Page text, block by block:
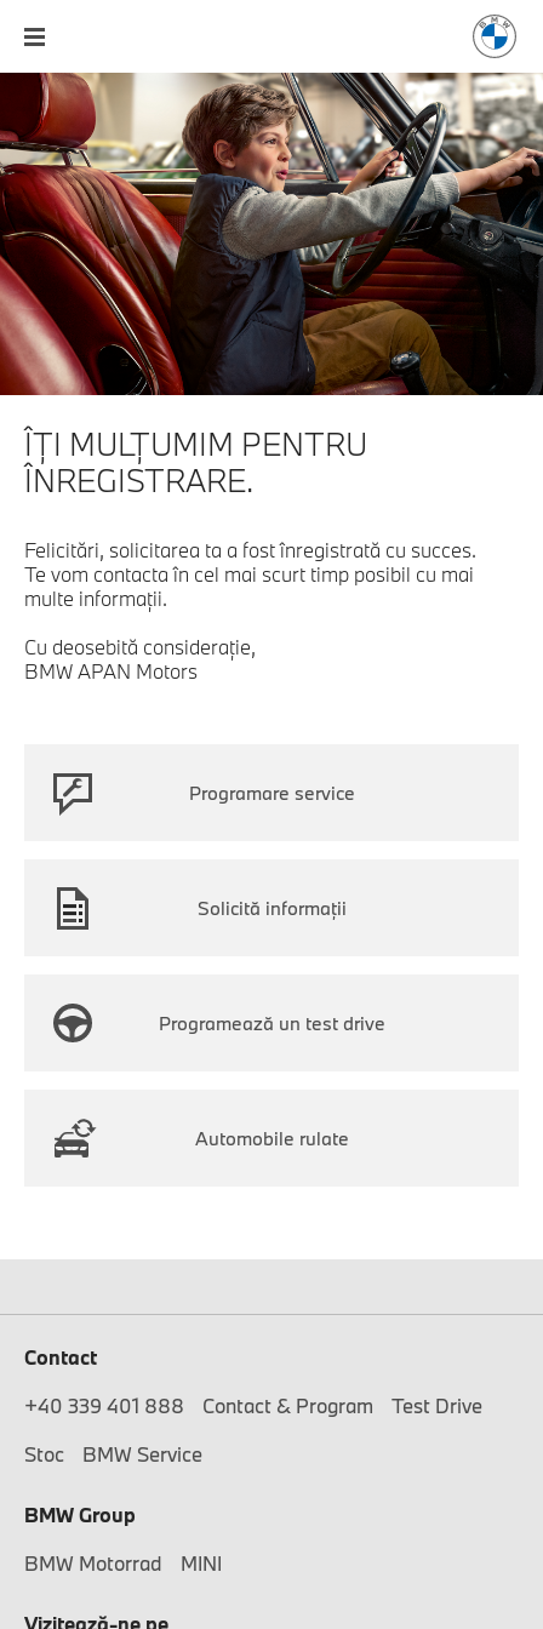
ÎŢI MULŢUMIM PENTRU
ÎNREGISTRARE.
Felicitări, solicitarea ta a fost înregistrată cu succes.
Te vom contacta în cel mai scurt timp posibil cu mai
multe informaţii.
Cu deosebită consideraţie,
BMW APAN Motors
Programare service
Solicită informații
Programează un test drive
Automobile rulate
Contact
+40 339 401 888
Contact & Program
Test Drive
Stoc
BMW Service
BMW Group
BMW Motorrad
MINI
Vizitează-ne pe